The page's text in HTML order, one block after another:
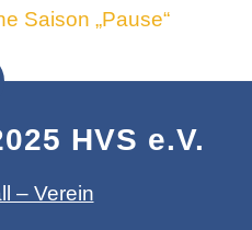
Saison „Pause“
HVS e.V.
– Verein